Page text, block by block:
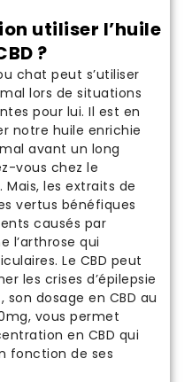
utiliser l’huile
?
chat peut s’utiliser
lors de situations
pour lui. Il est en
notre huile enrichie
avant un long
vous chez le
les extraits de
vertus bénéfiques
causés par
l’arthrose qui
Le CBD peut
les crises d’épilepsie
son dosage en CBD au
vous permet
en CBD qui
fonction de ses